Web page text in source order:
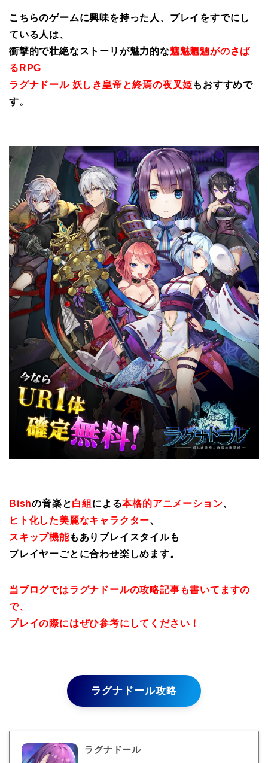
こちらのゲームに興味を持った人、プレイをすでにし
ている人は、
衝撃的で壮絶なストーリが魅力的な魑魅魍魎がのさば
るRPG
ラグナドール 妖しき皇帝と終焉の夜叉姫 もおすすめで
す。
Bishの音楽と白組 による本格的アニメーション、
ヒト化した美麗なキャラクター、
スキップ機能もありプレイスタイルも
プレイヤーごとに合わせ楽しめます。
当ブログではラグナドールの攻略記事も書いてますの
で、
プレイの際にはぜひ参考にしてください！
ラグナドール攻略
ラグナドール